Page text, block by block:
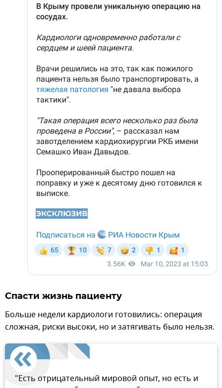
Спасти жизнь пациенту
Больше недели кардиологи готовились: операция
сложная, риски высоки, но и затягивать было нельзя.
"Есть отрицательный мировой опыт, но есть и